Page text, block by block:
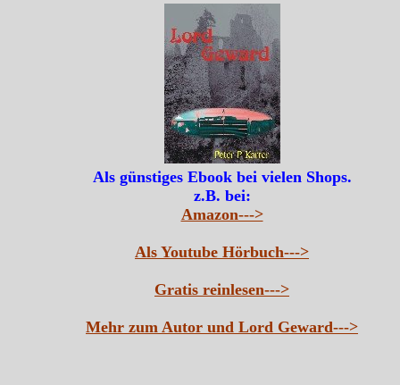
Als günstiges Ebook bei vielen Shops.
z.B. bei:
Amazon--->
Als Youtube Hörbuch--->
Gratis reinlesen--->
Mehr zum Autor und Lord Geward--->